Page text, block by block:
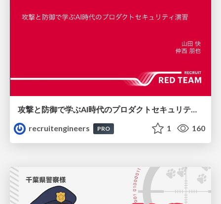
攻撃と防御で学ぶAI時代のプロダクトセキュリティ演習
recruitengineers
PRO 1 160